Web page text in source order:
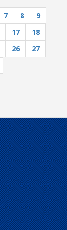
7 8
9
17
18
26
27